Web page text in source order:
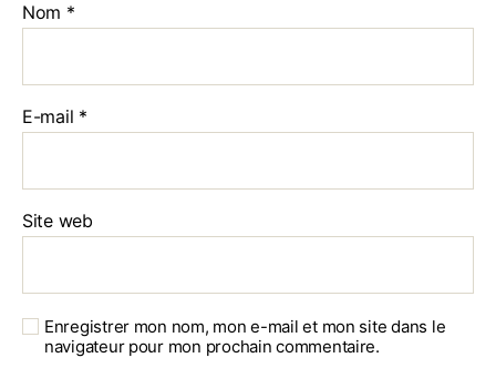
Nom *
E-mail *
Site web
Enregistrer mon nom, mon e-mail et mon site dans le
navigateur pour mon prochain commentaire.